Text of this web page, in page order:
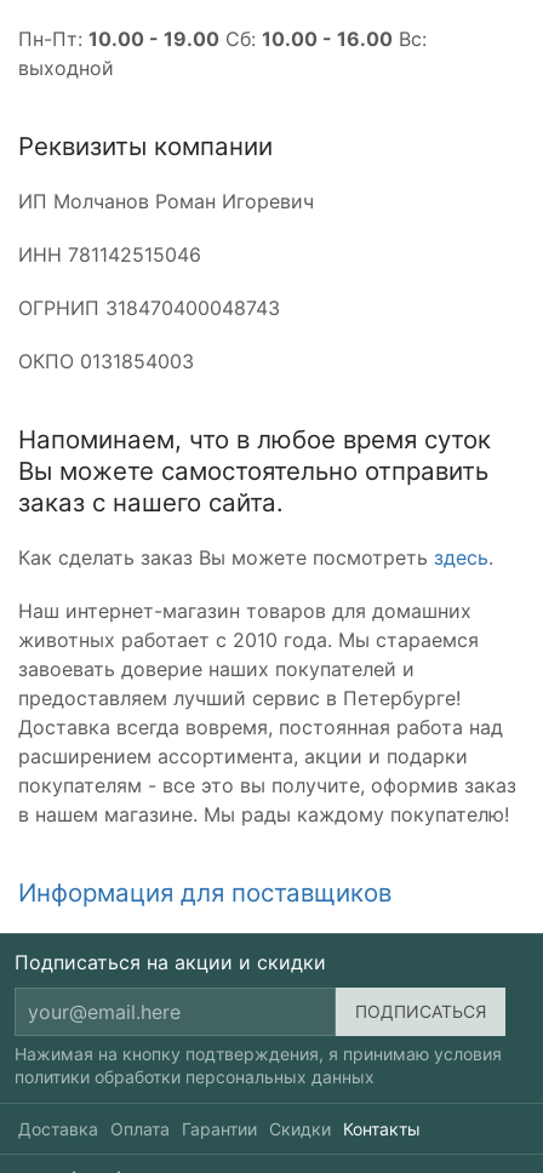
Пн-Пт: 10.00 - 19.00 Сб: 10.00 - 16.00 Вс:
выходной
Реквизиты компании
ИП Молчанов Роман Игоревич
ИНН 781142515046
ОГРНИП 318470400048743
ОКПО 0131854003
Напоминаем, что в любое время суток
Вы можете самостоятельно отправить
заказ с нашего сайта.
Как сделать заказ Вы можете посмотреть здесь.
Наш интернет-магазин товаров для домашних
животных работает с 2010 года. Мы стараемся
завоевать доверие наших покупателей и
предоставляем лучший сервис в Петербурге!
Доставка всегда вовремя, постоянная работа над
расширением ассортимента, акции и подарки
покупателям - все это вы получите, оформив заказ
в нашем магазине. Мы рады каждому покупателю!
Информация для поставщиков
Подписаться на акции и скидки
Нажимая на кнопку подтверждения, я принимаю условия
политики обработки персональных данных
Доставка Оплата Гарантии Скидки Контакты